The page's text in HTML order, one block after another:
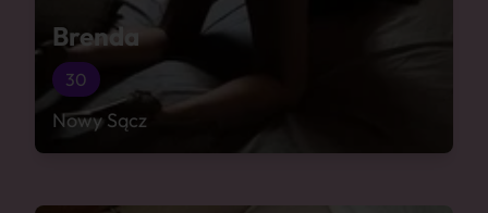
Brenda
30
Nowy Sącz